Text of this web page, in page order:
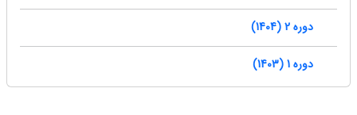
دوره 2 (1404)
دوره 1 (1403)